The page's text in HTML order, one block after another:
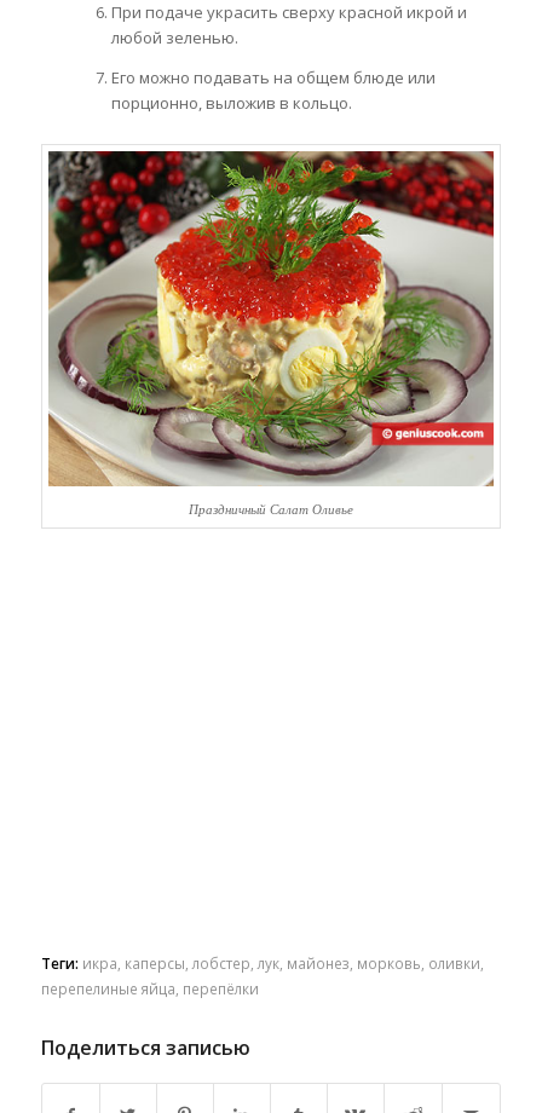
При подаче украсить сверху красной икрой и
любой зеленью.
Его можно подавать на общем блюде или
порционно, выложив в кольцо.
Праздничный Салат Оливье
Теги: икра каперсы лобстер лук, майонез морковь оливки
перепелиные яйца перепёлки
Поделиться записью